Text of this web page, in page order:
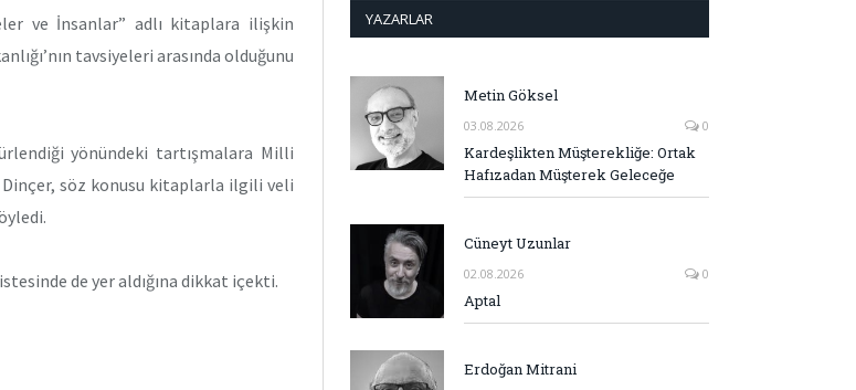
ve İnsanlar” adlı kitaplara ilişkin
tavsiyeleri arasında olduğunu
yönündeki tartışmalara Milli
Dinçer, söz konusu kitaplarla ilgili veli
de yer aldığına dikkat içekti.
YAZARLAR
Metin Göksel
03.08.2026 0
Kardeşlikten Müşterekliğe: Ortak
Hafızadan Müşterek Geleceğe
Cüneyt Uzunlar
02.08.2026 0
Aptal
Erdoğan Mitrani